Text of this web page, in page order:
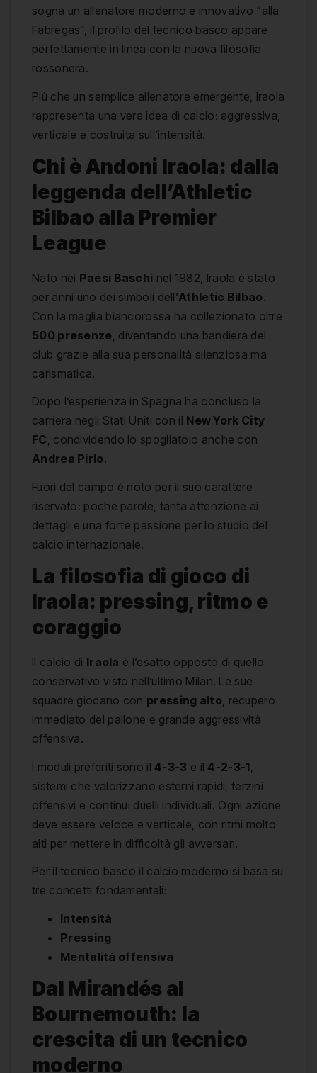
sogna un allenatore moderno e innovativo “alla
Fabregas”, il profilo del tecnico basco appare
perfettamente in linea con la nuova filosofia
rossonera.
Più che un semplice allenatore emergente, Iraola
rappresenta una vera idea di calcio: aggressiva,
verticale e costruita sull’intensità.
Chi è Andoni Iraola: dalla
leggenda dell’Athletic
Bilbao alla Premier
League
Nato nei Paesi Baschi nel 1982, Iraola è stato
per anni uno dei simboli dell’Athletic Bilbao.
Con la maglia biancorossa ha collezionato oltre
500 presenze , diventando una bandiera del
club grazie alla sua personalità silenziosa ma
carismatica.
Dopo l’esperienza in Spagna ha concluso la
carriera negli Stati Uniti con il New York City
FC, condividendo lo spogliatoio anche con
Andrea Pirlo.
Fuori dal campo è noto per il suo carattere
riservato: poche parole, tanta attenzione ai
dettagli e una forte passione per lo studio del
calcio internazionale.
La filosofia di gioco di
Iraola: pressing, ritmo e
coraggio
Il calcio di Iraola è l’esatto opposto di quello
conservativo visto nell’ultimo Milan. Le sue
squadre giocano con pressing alto , recupero
immediato del pallone e grande aggressività
offensiva.
I moduli preferiti sono il 4-3-3 e il 4-2-3-1
sistemi che valorizzano esterni rapidi, terzini
offensivi e continui duelli individuali. Ogni azione
deve essere veloce e verticale, con ritmi molto
alti per mettere in difficoltà gli avversari.
Per il tecnico basco il calcio moderno si basa su
tre concetti fondamentali:
Intensità
Pressing
Mentalità offensiva
Dal Mirandés al
Bournemouth: la
crescita di un tecnico
moderno